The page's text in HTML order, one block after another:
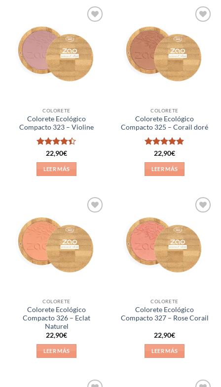
lista de
deseos
COLORETE
Colorete Ecológico
Compacto 323 – Violine
Valorado
con4.4
de 5
22,90€
LEER MÁS
lista de
deseos
COLORETE
Colorete Ecológico
Compacto 325 – Corail doré
Valorado
con5de 5
22,90€
LEER MÁS
lista de
deseos
COLORETE
Colorete Ecológico
Compacto 326 – Eclat
Naturel
22,90€
LEER MÁS
lista de
deseos
COLORETE
Colorete Ecológico
Compacto 327 – Rose Corail
22,90€
LEER MÁS